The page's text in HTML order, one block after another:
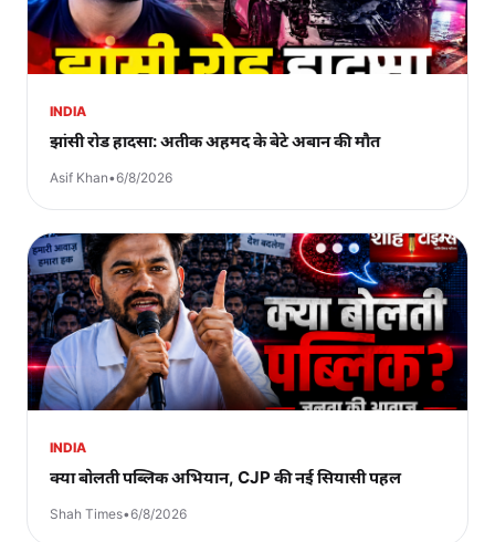
INDIA
झांसी रोड हादसा: अतीक अहमद के बेटे अबान की मौत
Asif Khan•6/8/2026
INDIA
क्या बोलती पब्लिक अभियान, CJP की नई सियासी पहल
Shah Times•6/8/2026